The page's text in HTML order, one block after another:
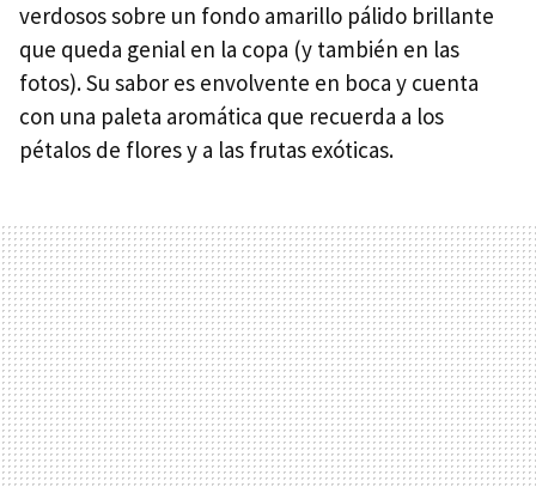
verdosos sobre un fondo amarillo pálido brillante
que queda genial en la copa (y también en las
fotos). Su sabor es envolvente en boca y cuenta
con una paleta aromática que recuerda a los
pétalos de flores y a las frutas exóticas.